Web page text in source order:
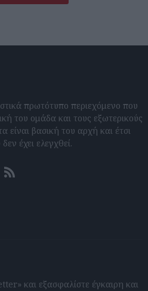
πρωτότυπο περιεχόμενο που
του ομάδα και τους εξωτερικούς
είναι βασική του αρχή και έτσι
έχει ελεγχθεί.
RSS feeds
και εξασφαλίστε έγκαιρη και